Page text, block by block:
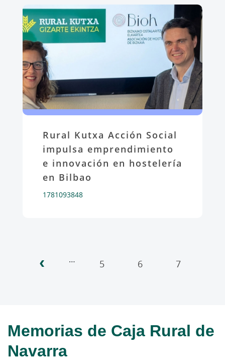
Rural Kutxa Acción Social
impulsa emprendimiento
e innovación en hostelería
en Bilbao
1781093848
Pagination
‹ … 5 6 7
Memorias de Caja Rural de
Navarra